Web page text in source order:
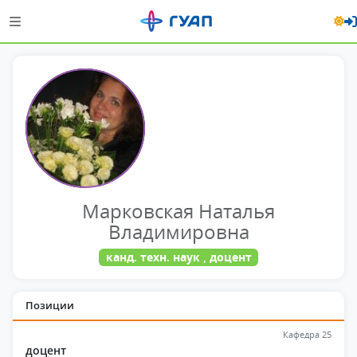
Марковская Наталья
Владимировна
канд. техн. наук , доцент
Позиции
Кафедра 25
доцент